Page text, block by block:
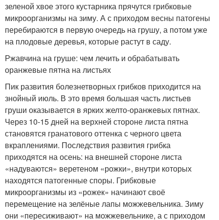
зеленой хвое этого кустарника прячутся грибковые
микроорганизмы на зиму. А с приходом весны патогены
перебираются в первую очередь на грушу, а потом уже
на плодовые деревья, которые растут в саду.
Ржавчина на груше: чем лечить и обрабатывать
оранжевые пятна на листьях
Пик развития болезнетворных грибков приходится на
знойный июль. В это время большая часть листьев
груши оказывается в ярких желто-оранжевых пятнах.
Через 10-15 дней на верхней стороне листа пятна
становятся гранатового оттенка с черного цвета
вкраплениями. Последствия развития грибка
приходятся на осень: на внешней стороне листа
«надуваются» веретеном «рожки», внутри которых
находятся патогенные споры. Грибковые
микроорганизмы из «рожек» начинают своё
перемещение на зелёные лапы можжевельника. Зиму
они «пересиживают» на можжевельнике, а с приходом